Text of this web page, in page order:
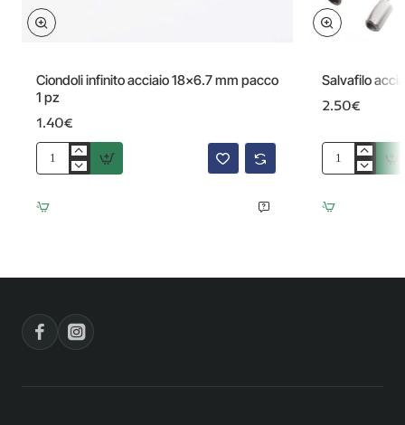
Ciondoli infinito acciaio 18x6.7 mm pacco
1 pz
1.40€
Ciondoli
acciaio
18x6.7
Salvafilo
2.50€
Salvafilo
4.8x4
mm